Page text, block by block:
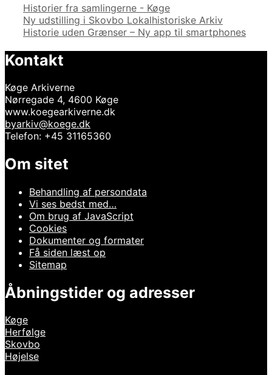
Kategorier
Historier fra samlingerne - Køge
Indlægsnavigation
Ny udstilling i Skovbo Lokalhistoriske Arkiv
Historie uden Grænser – Ny app til smartphones
Kontakt
Køge Arkiverne
Nørregade 4, 4600 Køge
www.koegearkiverne.dk
byarkiv@koege.dk
Telefon: +45 31165360
Om sitet
Behandling af persondata
Vi ses bedst med…
Om brug af JavaScript
Cookies
Dokumenter og formater
Få siden læst op
Sitemap
Åbningstider og adresser
Køge
Herfølge
Skovbo
Højelse